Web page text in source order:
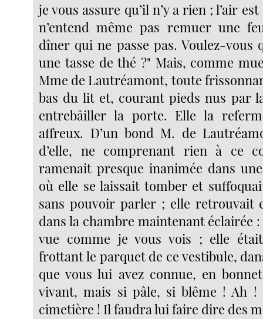
je vous assure qu’il n’y a rien ; l’air
n’entend même pas remuer une
dîner qui ne passe pas. Voulez-vous
une tasse de thé ?" Mais, comme
Mme de Lautréamont, toute
bas du lit et, courant pieds nus par
entrebâiller la porte. Elle la
affreux. D’un bond M. de
d’elle, ne comprenant rien à ce
ramenait presque inanimée dans
où elle se laissait tomber et
sans pouvoir parler ; elle retrouvait
dans la chambre maintenant éclairée :
vue comme je vous vois ; elle
frottant le parquet de ce vestibule,
que vous lui avez connue, en
vivant, mais si pâle, si blême ! Ah !
cimetière ! Il faudra lui faire dire des